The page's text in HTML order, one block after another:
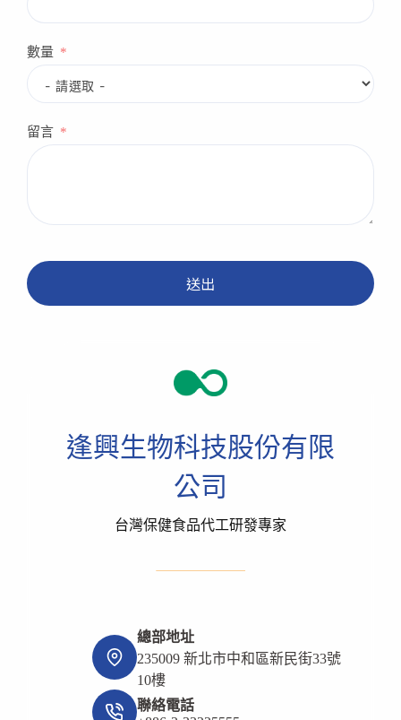
逢興生物科技股份有限
公司
台灣保健食品代工研發專家
總部地址
235009 新北市中和區新民街33號
10樓
聯絡電話
數量
留言
送出